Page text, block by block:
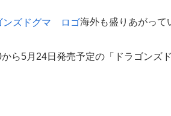
海外も盛りあがって
ら5月24日発売予定の「ドラゴンズ